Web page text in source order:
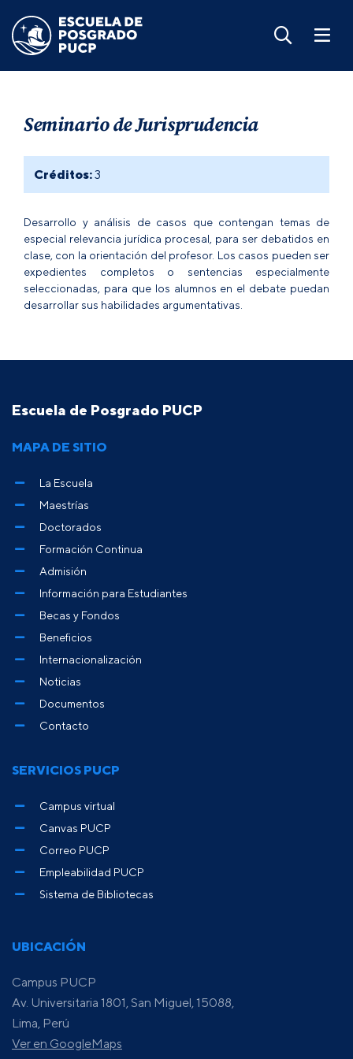
Seminario de Jurisprudencia
Créditos:3
Desarrollo y análisis de casos que contengan temas de
especial relevancia jurídica procesal, para ser debatidos en
clase, con la orientación del profesor. Los casos pueden ser
expedientes completos o sentencias especialmente
seleccionadas, para que los alumnos en el debate puedan
desarrollar sus habilidades argumentativas.
Escuela de Posgrado PUCP
UBICACIÓN
Campus PUCP
Av. Universitaria 1801, San Miguel, 15088,
Lima, Perú
Ver en GoogleMaps
MAPA DE SITIO
La Escuela
Maestrías
Doctorados
Formación Continua
Admisión
Información para Estudiantes
Becas y Fondos
Beneficios
Internacionalización
Noticias
Documentos
Contacto
SERVICIOS PUCP
Campus virtual
Canvas PUCP
Correo PUCP
Empleabilidad PUCP
Sistema de Bibliotecas